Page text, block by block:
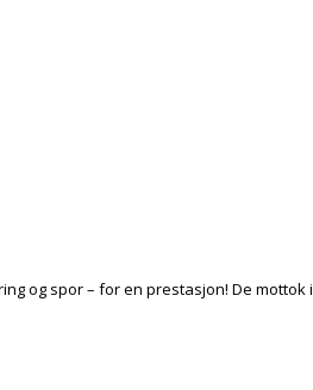
og spor – for en prestasjon! De mottok i